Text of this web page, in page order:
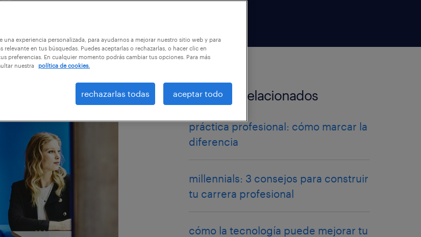
artículos relacionados
práctica profesional: cómo marcar la
diferencia
millennials: 3 consejos para construir
tu carrera profesional
cómo la tecnología puede mejorar tu
una experiencia personalizada, para ayudarnos a mejorar nuestro sitio web y para
relevante en tus búsquedas. Puedes aceptarlas o rechazarlas, o hacer clic en
preferencias. En cualquier momento podrás cambiar tus opciones. Para más
nuestra
política de cookies.
rechazarlas todas aceptar todo